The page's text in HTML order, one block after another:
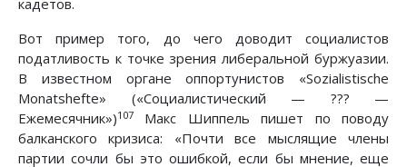
кадетов.
Вот пример того, до чего доводит социалистов
податливость к точке зрения либеральной буржуазии.
В известном органе оппортунистов «Sozialistische
Monatshefte» («Социалистический — ??? —
Ежемесячник»)107
Макс Шиппель пишет по поводу
балканского кризиса: «Почти все мыслящие члены
партии сочли бы это ошибкой, если бы мнение, еще